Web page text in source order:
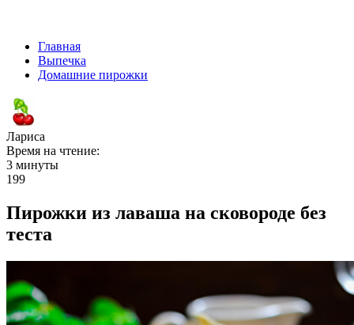
Главная
Выпечка
Домашние пирожки
Лариса
Время на чтение:
3 минуты
199
Пирожки из лаваша на сковороде без
теста